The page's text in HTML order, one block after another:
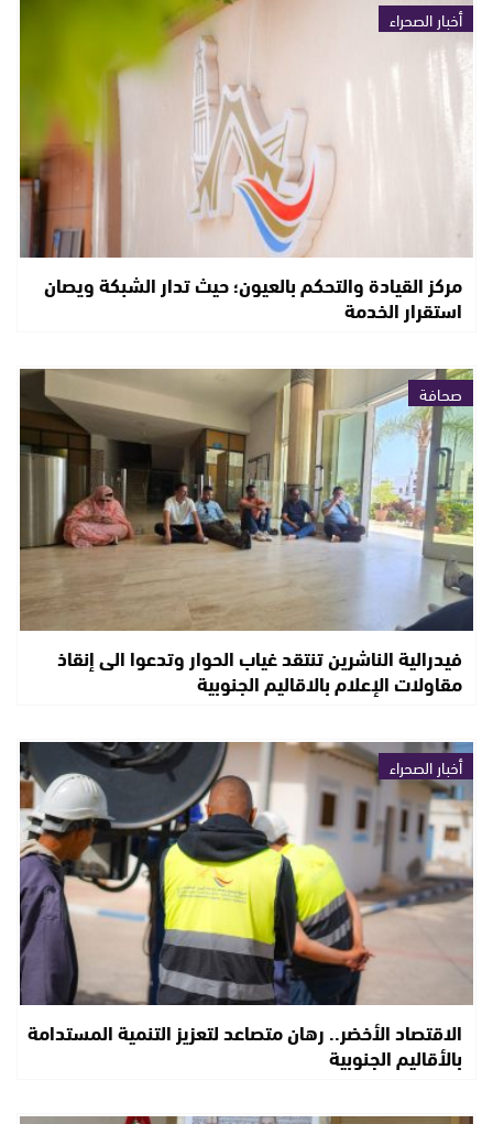
أخبار الصحراء
مركز القيادة والتحكم بالعيون؛ حيث تدار الشبكة ويصان
استقرار الخدمة
صحافة
فيدرالية الناشرين تنتقد غياب الحوار وتدعوا الى إنقاذ
مقاولات الإعلام بالاقاليم الجنوبية
أخبار الصحراء
الاقتصاد الأخضر.. رهان متصاعد لتعزيز التنمية المستدامة
بالأقاليم الجنوبية